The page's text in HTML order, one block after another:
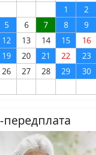
1
2
5 6 7 8
9
12 13 14 15
16
19 20 21 22
23
26 27 28 29
30